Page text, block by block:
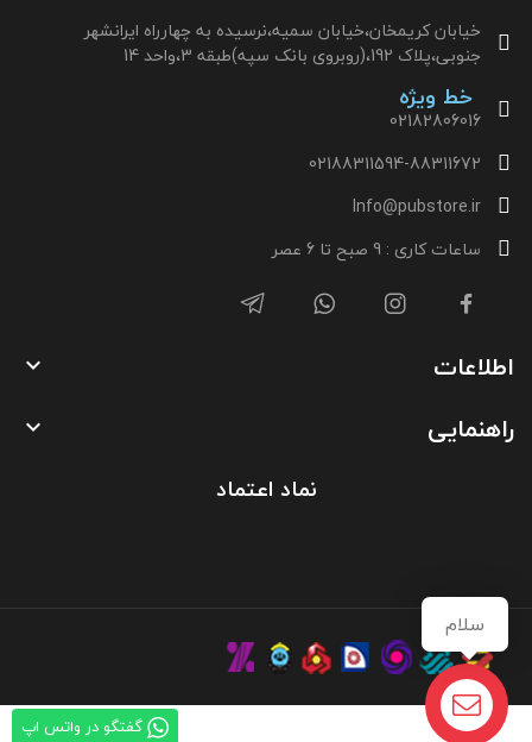
خیابان کریمخان،خیابان سمیه،نرسیده به چهارراه ایرانشهر
جنوبی،پلاک 192،(روبروی بانک سپه)طبقه 3،واحد 14
خط ویژه
02182806016
02188311594-88311672
Info@pubstore.ir
ساعات کاری : 9 صبح تا 6 عصر
اطلاعات 
راهنمایی 
نماد اعتماد
گفتگو در واتس اپ
سلام